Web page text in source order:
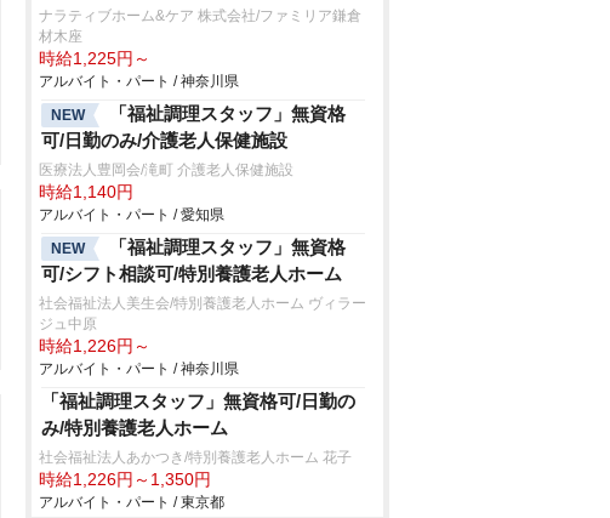
ナラティブホーム&ケア 株式会社/ファミリア鎌倉
材木座
時給1,225円～
アルバイト・パート / 神奈川県
NEW
「福祉調理スタッフ」無資格
可/日勤のみ/介護老人保健施設
医療法人豊岡会/滝町 介護老人保健施設
時給1,140円
アルバイト・パート / 愛知県
NEW
「福祉調理スタッフ」無資格
可/シフト相談可/特別養護老人ホーム
社会福祉法人美生会/特別養護老人ホーム ヴィラー
ジュ中原
時給1,226円～
アルバイト・パート / 神奈川県
「福祉調理スタッフ」無資格可/日勤の
み/特別養護老人ホーム
社会福祉法人あかつき/特別養護老人ホーム 花子
時給1,226円～1,350円
アルバイト・パート / 東京都